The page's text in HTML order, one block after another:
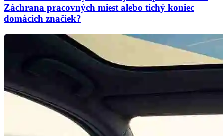
Záchrana pracovných miest alebo tichý koniec
domácich značiek?